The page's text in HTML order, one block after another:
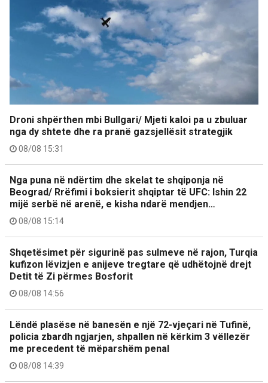
Droni shpërthen mbi Bullgari/ Mjeti kaloi pa u zbuluar
nga dy shtete dhe ra pranë gazsjellësit strategjik
08/08 15:31
Nga puna në ndërtim dhe skelat te shqiponja në
Beograd/ Rrëfimi i boksierit shqiptar të UFC: Ishin 22
mijë serbë në arenë, e kisha ndarë mendjen…
08/08 15:14
Shqetësimet për sigurinë pas sulmeve në rajon, Turqia
kufizon lëvizjen e anijeve tregtare që udhëtojnë drejt
Detit të Zi përmes Bosforit
08/08 14:56
Lëndë plasëse në banesën e një 72-vjeçari në Tufinë,
policia zbardh ngjarjen, shpallen në kërkim 3 vëllezër
me precedent të mëparshëm penal
08/08 14:39